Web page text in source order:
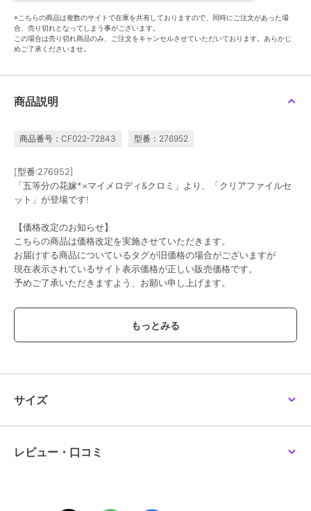
※こちらの商品は複数のサイトで在庫を共有しておりますので、同時にご注文があった場
合、売り切れとなってしまう事がございます。
この場合は売り切れ商品のみ、ご注文をキャンセルさせていただいております。あらかじ
めご了承くださいませ。
商品説明
商品番号：CF022-72843 型番：276952
[型番:276952]
「五等分の花嫁*×マイメロディ&クロミ」より、「クリアファイルセ
ット」が登場です!
【価格改定のお知らせ】
こちらの商品は価格改定を実施させていただきます。
お届けする商品についているタグが旧価格の場合がございますが
現在表示されているサイト表示価格が正しい販売価格です。
予めご了承いただきますよう、お願い申し上げます。
ショップ コレイズ
商品カテゴリ
サイズ
レビュー・口コミ